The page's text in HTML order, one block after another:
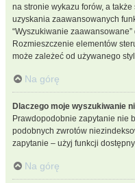
na stronie wykazu forów, a
uzyskania zaawansowanych
“Wyszukiwanie
Rozmieszczenie elementów
może zależeć od używanego
Na górę
Dlaczego moje wyszukiwanie
Prawdopodobnie zapytanie nie
podobnych zwrotów
zapytanie – użyj funkcji
Na górę